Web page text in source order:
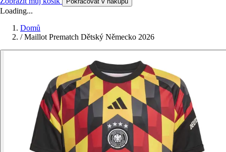
Loading...
Domů
/ Maillot Prematch Dětský Německo 2026